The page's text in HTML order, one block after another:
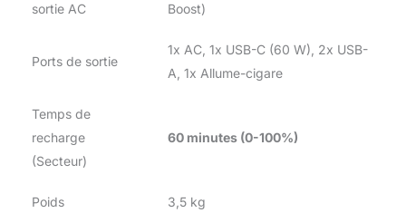
sortie AC
Boost)
Ports de sortie
1x AC, 1x USB-C (60 W), 2x USB-
A, 1x Allume-cigare
Temps de
recharge
(Secteur)
60 minutes (0-100%)
Poids 3,5 kg